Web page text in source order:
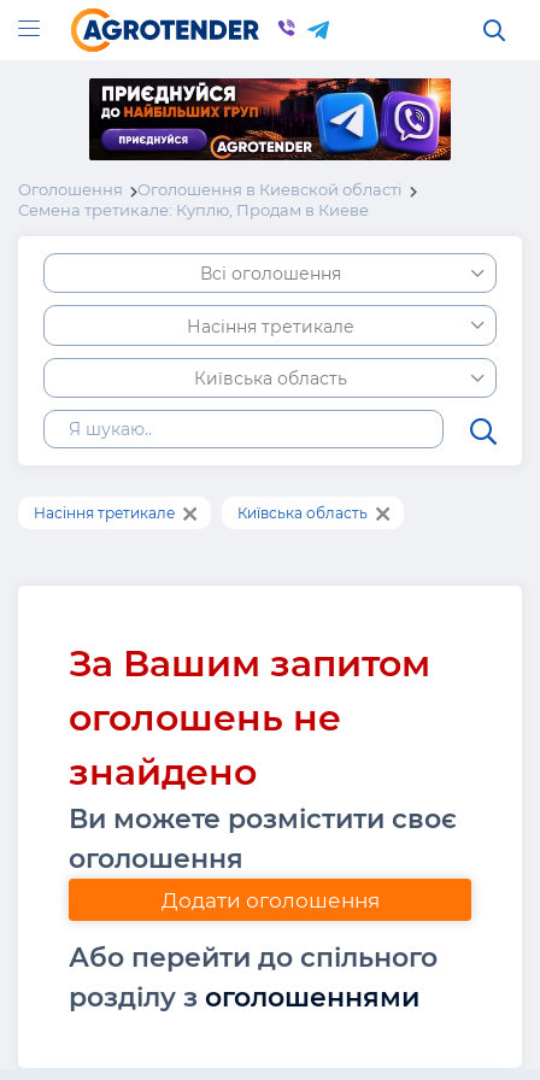
Оголошення
Оголошення в Киевской області
Семена третикале: Куплю, Продам в Киеве
Всі оголошення
Насіння третикале
Київська область
Насіння третикале Київська область
За Вашим запитом
оголошень не
знайдено
Ви можете розмістити своє
оголошення
Додати оголошення
Або перейти до спільного
розділу з оголошеннями